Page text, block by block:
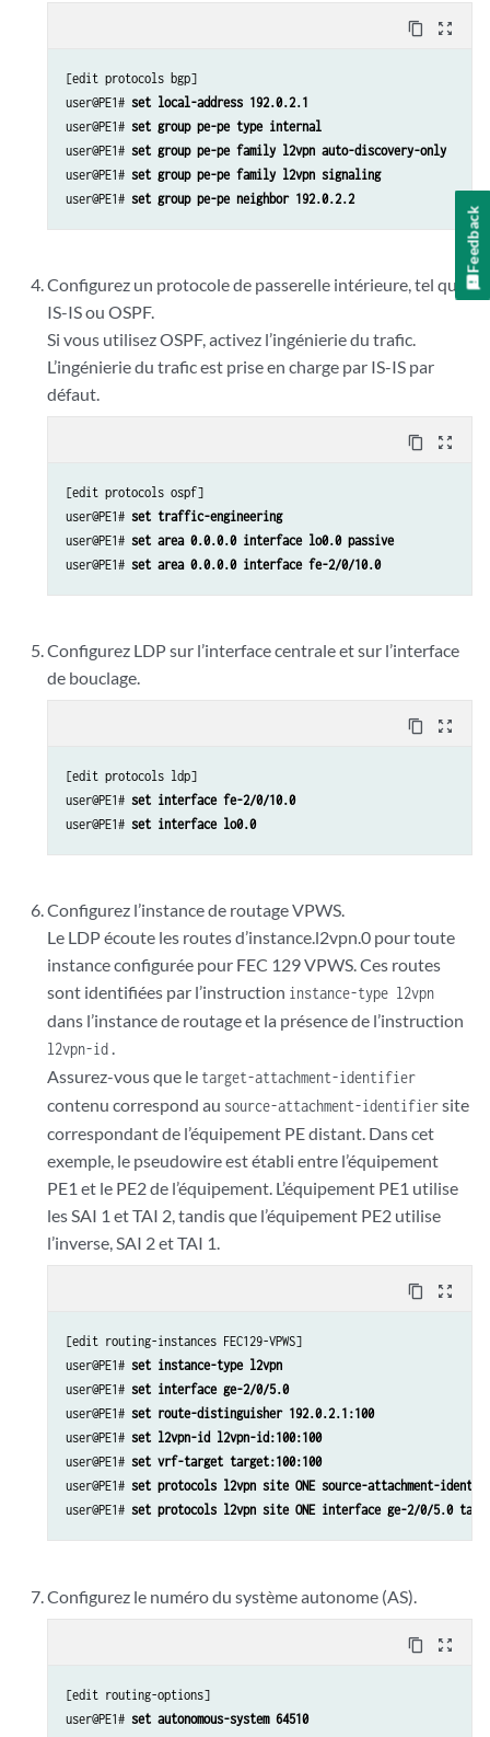
content_copy zoom_out_map
[edit protocols bgp]
user@PE1# set local-address 192.0.2.1
user@PE1# set group pe-pe type internal
user@PE1# set group pe-pe family l2vpn auto-discovery-only
user@PE1# set group pe-pe family l2vpn signaling
user@PE1# set group pe-pe neighbor 192.0.2.2
Configurez un protocole de passerelle intérieure, tel que
IS-IS ou OSPF.
Si vous utilisez OSPF, activez l’ingénierie du trafic.
L’ingénierie du trafic est prise en charge par IS-IS par
défaut.
content_copy zoom_out_map
[edit protocols ospf]
user@PE1# set traffic-engineering
user@PE1# set area 0.0.0.0 interface lo0.0 passive
user@PE1# set area 0.0.0.0 interface fe-2/0/10.0
Configurez LDP sur l’interface centrale et sur l’interface
de bouclage.
content_copy zoom_out_map
[edit protocols ldp]
user@PE1# set interface fe-2/0/10.0
user@PE1# set interface lo0.0
Configurez l’instance de routage VPWS.
Le LDP écoute les routes d’instance.l2vpn.0 pour toute
instance configurée pour FEC 129 VPWS. Ces routes
sont identifiées par l’instruction instance-type l2vpn
dans l’instance de routage et la présence de l’instruction
l2vpn-id .
Assurez-vous que le target-attachment-identifier
contenu correspond au source-attachment-identifiersite
correspondant de l’équipement PE distant. Dans cet
exemple, le pseudowire est établi entre l’équipement
PE1 et le PE2 de l’équipement. L’équipement PE1 utilise
les SAI 1 et TAI 2, tandis que l’équipement PE2 utilise
l’inverse, SAI 2 et TAI 1.
content_copy zoom_out_map
[edit routing-instances FEC129-VPWS]
user@PE1# set instance-type l2vpn
user@PE1# set interface ge-2/0/5.0
user@PE1# set route-distinguisher 192.0.2.1:100
user@PE1# set l2vpn-id l2vpn-id:100:100
user@PE1# set vrf-target target:100:100
user@PE1# set protocols l2vpn site ONE source-attachment-
user@PE1# set protocols l2vpn site ONE interface ge-2/0/5.0
Configurez le numéro du système autonome (AS).
content_copy zoom_out_map
[edit routing-options]
user@PE1# set autonomous-system 64510
Feedback